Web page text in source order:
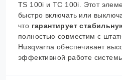
TS 100i и TC 100i. Этот
быстро включать или
что гарантирует
полностью совместим с
Husqvarna обеспечивает
эффективной работе